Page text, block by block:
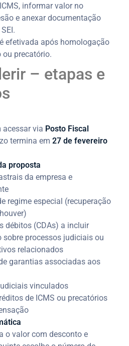
informar valor no
e anexar documentação
efetivada após homologação
ou precatório.
– etapas e
acessar via Posto Fiscal
termina em27 de fevereiro
proposta
da empresa e
regime especial (recuperação
débitos (CDAs) a incluir
sobre processos judiciais ou
relacionados
garantias associadas aos
vinculados
de ICMS ou precatórios
o valor com desconto e